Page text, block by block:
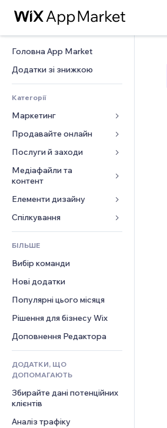
Головна App Market
Додатки зі знижкою
Категорії
Маркетинг
Реклама
Мобільний
Аналітика
Соцмережі
SEO
Залучення
Розміщення сайту
Ел. пошта
Конверсія
Продавайте онлайн
Додатки для магазинів
Надсилання та доставка
Кнопки продажу
Онлайн‑курси
Друк на замовлення
Бухгалтерський облік
Купони й лояльність
Рішення для складів
Дропшипінг
Тарифні плани й підписки
Краудфандинг
Їжа та напої
Послуги й заходи
Готелі
Заходи
Ресторани
Нерухомість
Медіафайли та
контент
Галерея
Музика
Подкасти
Фотографія
Відео
PDF
Обмін файлами
Новини
Елементи дизайну
Карти й навігація
Конфіденційність і безпека
Годинник
Шаблони сторінок
Ефекти зображення
Кнопки та меню
Банери та бейджі
Калькулятори
Пошук
Погода
Графіки й таблиці
Форми
Опитування
Чат
Коментарі
Телефон
Спільнота
Відгуки
CRM
БІЛЬШЕ
Вибір команди
Нові додатки
Популярні цього місяця
Рішення для бізнесу Wix
Доповнення Редактора
ДОДАТКИ, ЩО
ДОПОМАГАЮТЬ
Збирайте дані потенційних
клієнтів
Аналіз трафіку